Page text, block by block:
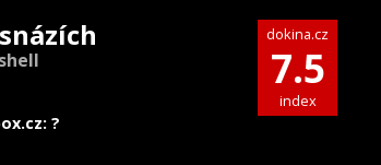
?
dokina.cz
7.5
index